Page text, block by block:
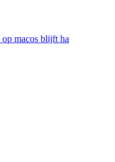
macos blijft ha